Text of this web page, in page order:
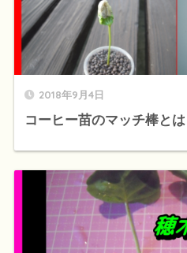
2018年9月4日
コーヒー苗のマッチ棒とは